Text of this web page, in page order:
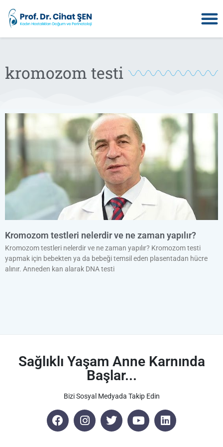
kromozom testi
Kromozom testleri nelerdir ve ne zaman yapılır?
Kromozom testleri nelerdir ve ne zaman yapılır? Kromozom testi
yapmak için bebekten ya da bebeği temsil eden plasentadan hücre
alınır. Anneden kan alarak DNA testi
Sağlıklı Yaşam Anne Karnında
Başlar...
Bizi Sosyal Medyada Takip Edin